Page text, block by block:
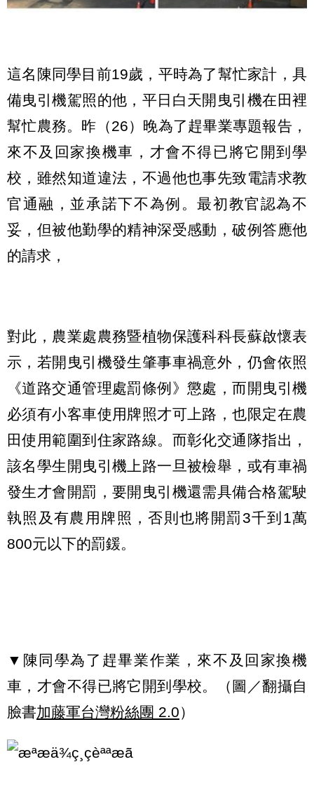
這名陳同學目前19歲，平時為了幫忙家計，具
備曳引機駕照的他，平日白天開曳引機在田裡
幫忙農務。昨（26）晚為了趕畢業專題報告，
來不及回家換機車，才會不得已將它開到學
校，雖然知道違法，不過他也事先致電請求教
官通融，並承諾下不為例。最初教官認為不
妥，但被他勤學的精神深受感動，破例答應他
的請求，
對此，農業處農務暨植物保護科科長蘇啟懷表
示，若開曳引機發生肇事車禍意外，仍會依照
《道路交通管理處罰條例》懲處，而開曳引機
必須有小客車使用牌照才可上路，也限定在農
田使用範圍到住家路線。而彰化交通隊指出，
該名學生開曳引機上路一旦被檢舉，或有車禍
發生才會開罰，要開曳引機還需具備合格駕駛
執照及有農用牌照，否則也將開罰3千到1萬
800元以下的罰鍰。
▼陳同學為了趕畢業作業，來不及回家換機
車，才會不得已將它開到學校。（圖／翻攝自
臉書加藤軍台灣粉絲團 2.0）